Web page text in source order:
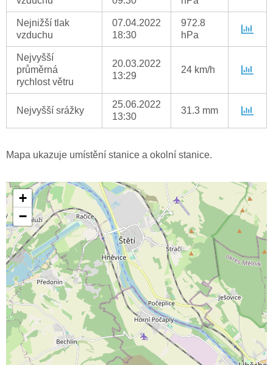
Nejnižší tlak
vzduchu
07.04.2022
18:30
972.8
hPa
Nejvyšší
průměrná
rychlost větru
20.03.2022
13:29
24 km/h
Nejvyšší srážky
25.06.2022
13:30
31.3 mm
Mapa ukazuje umístění stanice a okolní stanice.
+
−